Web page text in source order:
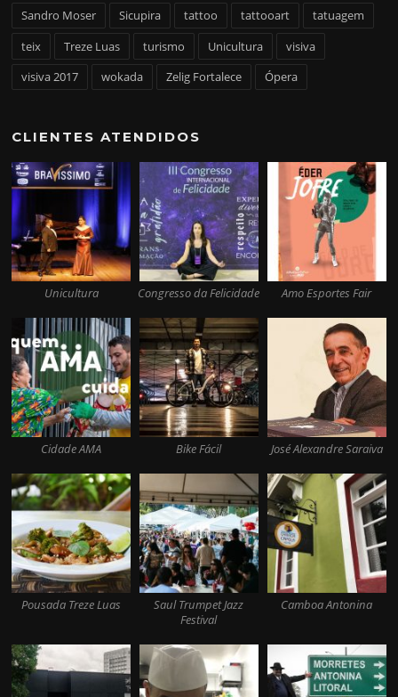
Sandro Moser
Sicupira tattoo tattooart
tatuagem
teix
Treze Luas turismo Unicultura
visiva
visiva 2017
wokada Zelig Fortalece Ópera
CLIENTES ATENDIDOS
Unicultura Congresso da Felicidade Amo Esportes Fair
Cidade AMA Bike Fácil José Alexandre Saraiva
Pousada Treze Luas
Saul Trumpet Jazz
Festival
Camboa Antonina